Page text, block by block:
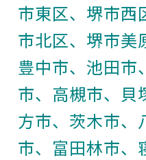
市東区、堺市西
市北区、堺市
豊中市、池田市
市、高槻市、貝
方市、茨木市、
市、富田林市、